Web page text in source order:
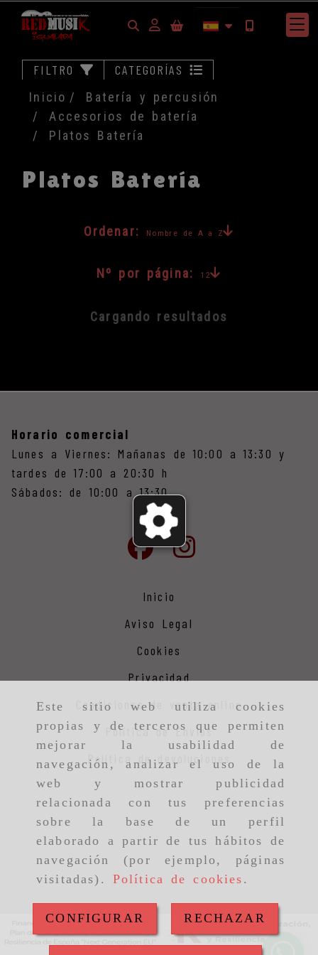
Este sitio web utiliza cookies
propias y de terceros que permiten
mejorar la usabilidad de
navegación, analizar el uso de la
web y mostrar publicidad
relacionada con tus preferencias
sobre la base de un perfil
elaborado a partir de tus hábitos de
navegación (por ejemplo, páginas
visitadas). Política de cookies .
CONFIGURAR RECHAZAR
Identifícate
FILTRO CATEGORÍAS
Inicio
Batería y percusión
Accesorios de batería
Platos Batería
Platos Batería
Ordenar: Nombre de A a Z
Nº por página: 12
Cargando resultados
Horario comercial
Lunes a Viernes: Mañanas de 10:00 a 13:30 y
tardes de 17:00 a 20:30 h
Sábados: de 10:00 a 13:30
Inicio
Aviso Legal
Cookies
Privacidad
Condiciones de venta online
Política de Envios
Política de devoluciones